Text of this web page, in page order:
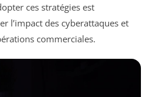
ces stratégies est
l’impact des cyberattaques et
commerciales.